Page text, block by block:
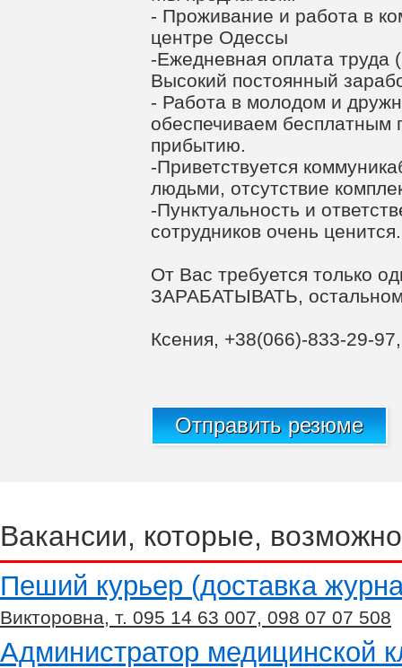
- Проживание и работа в
центре Одессы
-Ежедневная оплата труда
Высокий постоянный
- Работа в молодом и
обеспечиваем бесплатным
прибытию.
-Приветствуется
людьми, отсутствие
-Пунктуальность и
сотрудников очень ценится.
От Вас требуется только
ЗАРАБАТЫВАТЬ,
Ксения, +38(066)-833-29-
Отправить резюме
Вакансии, которые,
Пеший курьер (доставка
Викторовна, т. 095 14 63 007, 098 07 07 508
Администратор медицинской